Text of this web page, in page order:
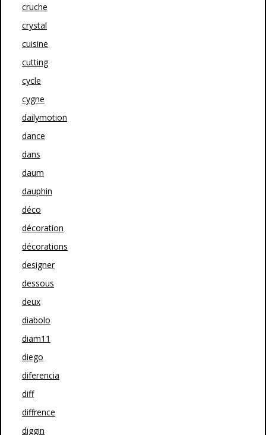
cruche
crystal
cuisine
cutting
cycle
cygne
dailymotion
dance
dans
daum
dauphin
déco
décoration
décorations
designer
dessous
deux
diabolo
diam11
diego
diferencia
diff
diffrence
diggin